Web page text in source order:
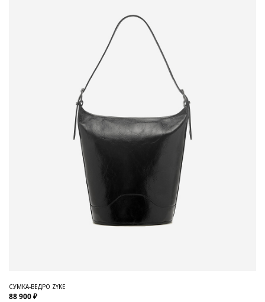
СУМКА-ВЕДРО ZYKE
88 900 ₽